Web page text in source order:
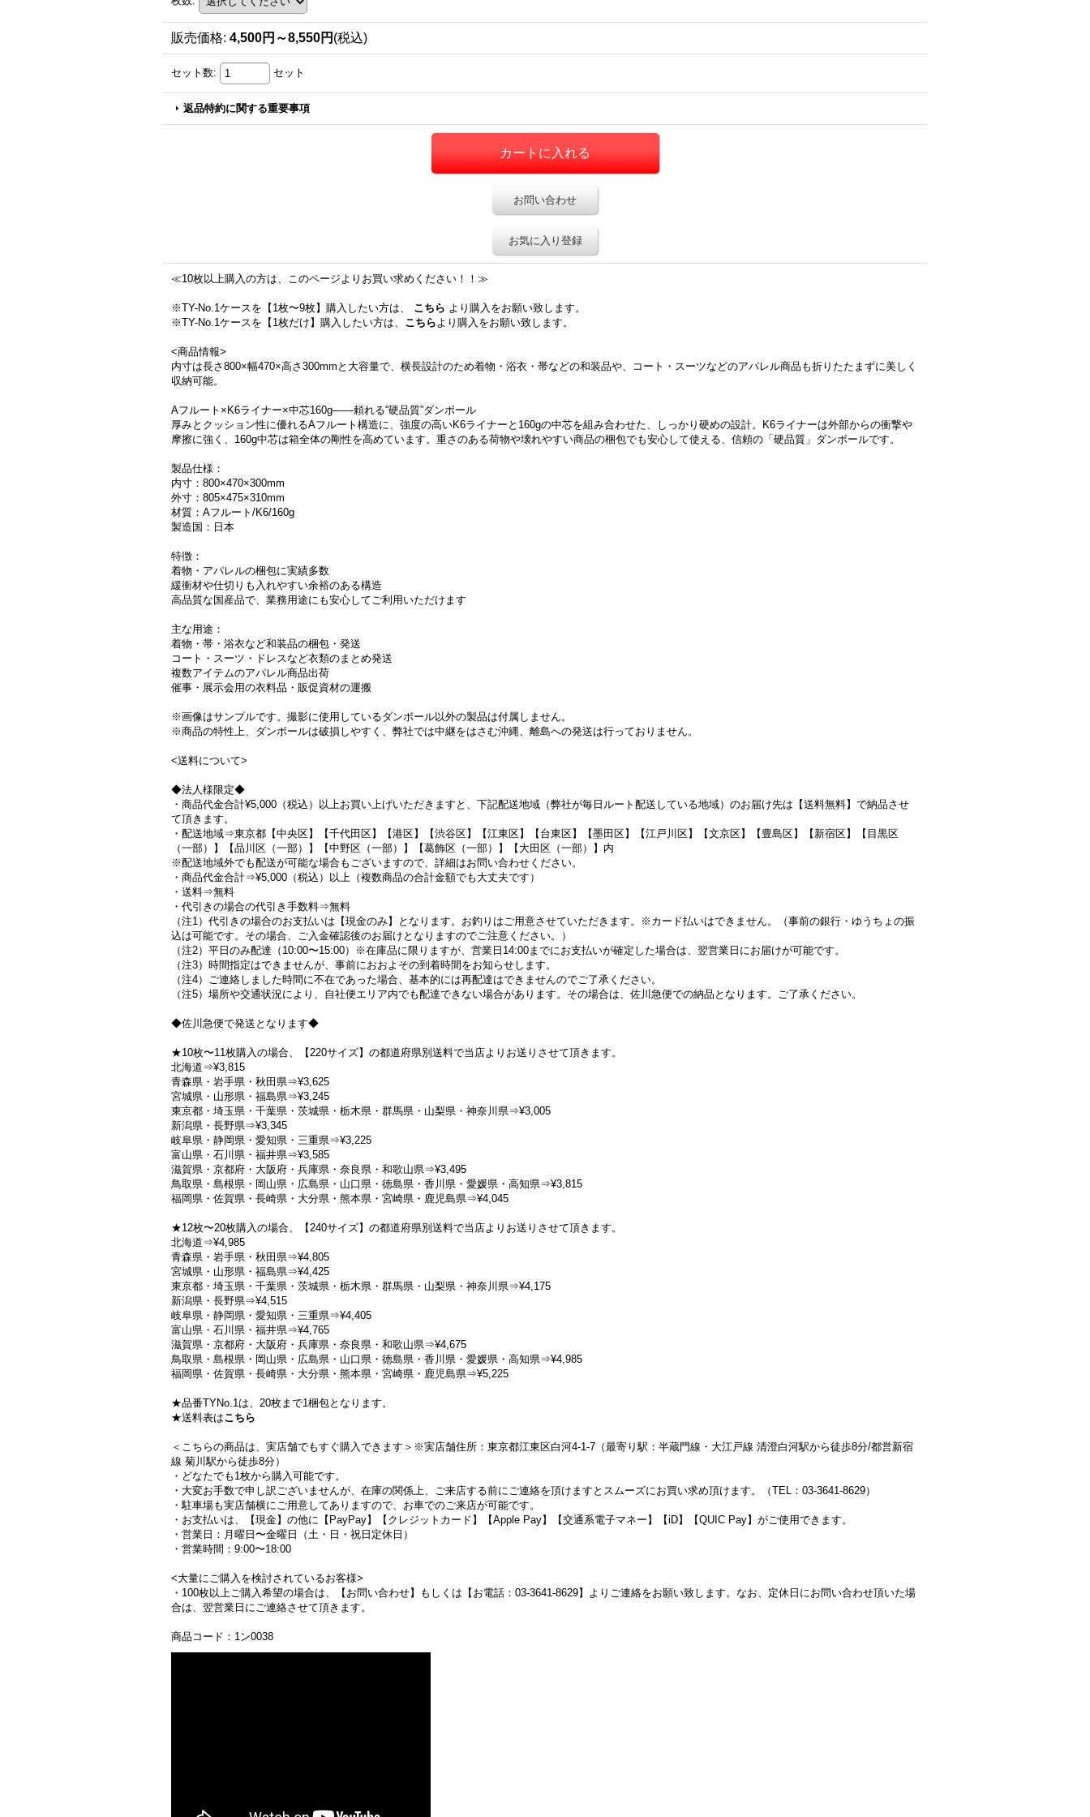
販売価格: 4,500円～8,550円 (税込)
セット数: セット
返品特約に関する重要事項
お問い合わせ
お気に入り登録
≪10枚以上購入の方は、このページよりお買い求めください！！≫
※TY-No.1ケースを【1枚〜9枚】購入したい方は、 こちら より購入をお願い致します。
※TY-No.1ケースを【1枚だけ】購入したい方は、 こちらより購入をお願い致します。
<商品情報>
内寸は長さ800×幅470×高さ300mmと大容量で、横長設計のため着物・浴衣・帯などの和装品や、コート・スーツなどのアパレル商品も折りたたまずに美しく
収納可能。
Aフルート×K6ライナー×中芯160g――頼れる“硬品質”ダンボール
厚みとクッション性に優れるAフルート構造に、強度の高いK6ライナーと160gの中芯を組み合わせた、しっかり硬めの設計。K6ライナーは外部からの衝撃や
摩擦に強く、160g中芯は箱全体の剛性を高めています。重さのある荷物や壊れやすい商品の梱包でも安心して使える、信頼の「硬品質」ダンボールです。
製品仕様：
内寸：800×470×300mm
外寸：805×475×310mm
材質：Aフルート/K6/160g
製造国：日本
特徴：
着物・アパレルの梱包に実績多数
緩衝材や仕切りも入れやすい余裕のある構造
高品質な国産品で、業務用途にも安心してご利用いただけます
主な用途：
着物・帯・浴衣など和装品の梱包・発送
コート・スーツ・ドレスなど衣類のまとめ発送
複数アイテムのアパレル商品出荷
催事・展示会用の衣料品・販促資材の運搬
※画像はサンプルです。撮影に使用しているダンボール以外の製品は付属しません。
※商品の特性上、ダンボールは破損しやすく、弊社では中継をはさむ沖縄、離島への発送は行っておりません。
<送料について>
◆法人様限定◆
・商品代金合計¥5,000（税込）以上お買い上げいただきますと、下記配送地域（弊社が毎日ルート配送している地域）のお届け先は【送料無料】で納品させ
て頂きます。
・配送地域⇒東京都【中央区】【千代田区】【港区】【渋谷区】【江東区】【台東区】【墨田区】【江戸川区】【文京区】【豊島区】【新宿区】【目黒区
（一部）】【品川区（一部）】【中野区（一部）】【葛飾区（一部）】【大田区（一部）】内
※配送地域外でも配送が可能な場合もございますので、詳細はお問い合わせください。
・商品代金合計⇒¥5,000（税込）以上（複数商品の合計金額でも大丈夫です）
・送料⇒無料
・代引きの場合の代引き手数料⇒無料
（注1）代引きの場合のお支払いは【現金のみ】となります。お釣りはご用意させていただきます。※カード払いはできません。（事前の銀行・ゆうちょの振
込は可能です。その場合、ご入金確認後のお届けとなりますのでご注意ください。）
（注2）平日のみ配達（10:00〜15:00）※在庫品に限りますが、営業日14:00までにお支払いが確定した場合は、翌営業日にお届けが可能です。
（注3）時間指定はできませんが、事前におおよその到着時間をお知らせします。
（注4）ご連絡しました時間に不在であった場合、基本的には再配達はできませんのでご了承ください。
（注5）場所や交通状況により、自社便エリア内でも配達できない場合があります。その場合は、佐川急便での納品となります。ご了承ください。
◆佐川急便で発送となります◆
★10枚〜11枚購入の場合、【220サイズ】の都道府県別送料で当店よりお送りさせて頂きます。
北海道⇒¥3,815
青森県・岩手県・秋田県⇒¥3,625
宮城県・山形県・福島県⇒¥3,245
東京都・埼玉県・千葉県・茨城県・栃木県・群馬県・山梨県・神奈川県⇒¥3,005
新潟県・長野県⇒¥3,345
岐阜県・静岡県・愛知県・三重県⇒¥3,225
富山県・石川県・福井県⇒¥3,585
滋賀県・京都府・大阪府・兵庫県・奈良県・和歌山県⇒¥3,495
鳥取県・島根県・岡山県・広島県・山口県・徳島県・香川県・愛媛県・高知県⇒¥3,815
福岡県・佐賀県・長崎県・大分県・熊本県・宮崎県・鹿児島県⇒¥4,045
★12枚〜20枚購入の場合、【240サイズ】の都道府県別送料で当店よりお送りさせて頂きます。
北海道⇒¥4,985
青森県・岩手県・秋田県⇒¥4,805
宮城県・山形県・福島県⇒¥4,425
東京都・埼玉県・千葉県・茨城県・栃木県・群馬県・山梨県・神奈川県⇒¥4,175
新潟県・長野県⇒¥4,515
岐阜県・静岡県・愛知県・三重県⇒¥4,405
富山県・石川県・福井県⇒¥4,765
滋賀県・京都府・大阪府・兵庫県・奈良県・和歌山県⇒¥4,675
鳥取県・島根県・岡山県・広島県・山口県・徳島県・香川県・愛媛県・高知県⇒¥4,985
福岡県・佐賀県・長崎県・大分県・熊本県・宮崎県・鹿児島県⇒¥5,225
★品番TYNo.1は、20枚まで1梱包となります。
★送料表はこちら
＜こちらの商品は、実店舗でもすぐ購入できます＞※実店舗住所：東京都江東区白河4-1-7（最寄り駅：半蔵門線・大江戸線 清澄白河駅から徒歩8分/都営新宿
線 菊川駅から徒歩8分）
・どなたでも1枚から購入可能です。
・大変お手数で申し訳ございませんが、在庫の関係上、ご来店する前にご連絡を頂けますとスムーズにお買い求め頂けます。（TEL：03-3641-8629）
・駐車場も実店舗横にご用意してありますので、お車でのご来店が可能です。
・お支払いは、【現金】の他に【PayPay】【クレジットカード】【Apple Pay】【交通系電子マネー】【iD】【QUIC Pay】がご使用できます。
・営業日：月曜日〜金曜日（土・日・祝日定休日）
・営業時間：9:00〜18:00
<大量にご購入を検討されているお客様>
・100枚以上ご購入希望の場合は、【お問い合わせ】もしくは【お電話：03-3641-8629】よりご連絡をお願い致します。なお、定休日にお問い合わせ頂いた場
合は、翌営業日にご連絡させて頂きます。
商品コード：1ン0038